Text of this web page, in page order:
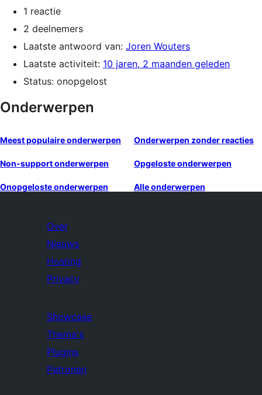
1 reactie
2 deelnemers
Laatste antwoord van: Joren Wouters
Laatste activiteit: 10 jaren, 2 maanden geleden
Status: onopgelost
Onderwerpen
Meest populaire onderwerpen Onderwerpen zonder reacties
Non-support onderwerpen Opgeloste onderwerpen
Onopgeloste onderwerpen Alle onderwerpen
Over
Nieuws
Hosting
Privacy
Showcase
Thema's
Plugins
Patronen